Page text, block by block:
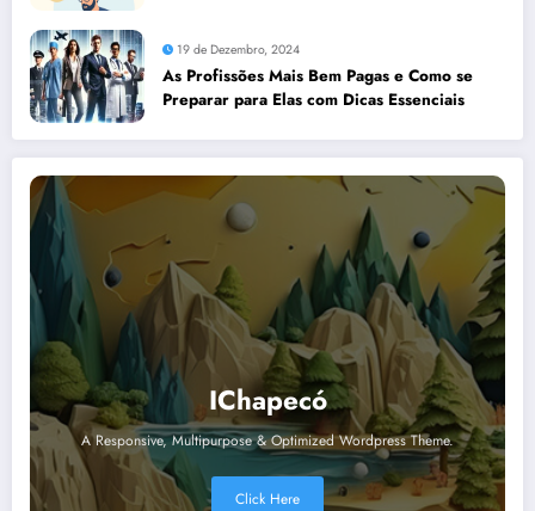
19 de Dezembro, 2024
As Profissões Mais Bem Pagas e Como se
Preparar para Elas com Dicas Essenciais
IChapecó
A Responsive, Multipurpose & Optimized Wordpress Theme.
Click Here